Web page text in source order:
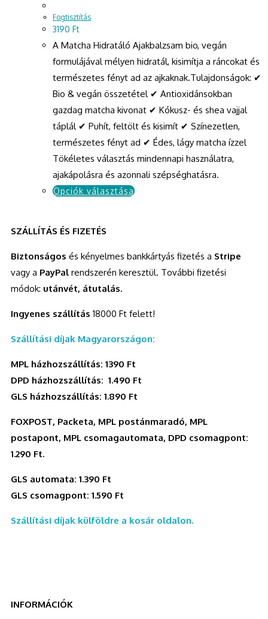
Fogtisztítás
3190 Ft
A Matcha Hidratáló Ajakbalzsam bio, vegán
formulájával mélyen hidratál, kisimítja a ráncokat és
természetes fényt ad az ajkaknak.Tulajdonságok: ✔
Bio & vegán összetétel ✔ Antioxidánsokban
gazdag matcha kivonat ✔ Kókusz- és shea vajjal
táplál ✔ Puhít, feltölt és kisimít ✔ Színezetlen,
természetes fényt ad ✔ Édes, lágy matcha ízzel
Tökéletes választás mindennapi használatra,
ajakápolásra és azonnali szépséghatásra.
Opciók választása
SZÁLLÍTÁS ÉS FIZETÉS
Biztonságos és kényelmes bankkártyás fizetés a Stripe
vagy a PayPal rendszerén keresztül. További fizetési
módok: utánvét, átutalás.
Ingyenes szállítás 18000 Ft felett!
Szállítási díjak Magyarországon:
MPL házhozszállítás: 1390 Ft
DPD házhozszállítás: 1.490 Ft
GLS házhozszállítás: 1.890 Ft
FOXPOST, Packeta, MPL postánmaradó, MPL
postapont, MPL csomagautomata, DPD csomagpont:
1.290 Ft.
GLS automata: 1.390 Ft
GLS csomagpont: 1.590 Ft
Szállítási díjak külföldre a kosár oldalon.
INFORMÁCIÓK